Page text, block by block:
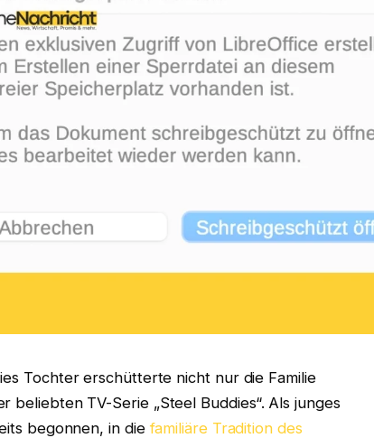
Tochter erschütterte nicht nur die Familie
beliebten TV-Serie „Steel Buddies“. Als junges
begonnen, in die familiäre Tradition des